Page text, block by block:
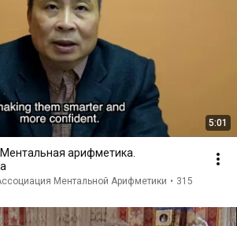
5:01
Ментальной Арифметики • 315